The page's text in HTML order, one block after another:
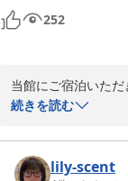
鍵をもらって部屋に
しく過ごせました！
252
当館にご宿泊いただ
とれとれ亭バイキン
の心配りにお褒め
引き続き、お客様
続きを読む
lily-scent